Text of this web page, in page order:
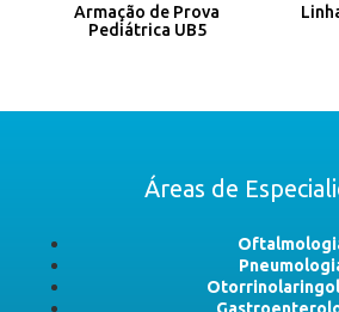
Armação de Prova
Pediátrica UB5
Áreas de